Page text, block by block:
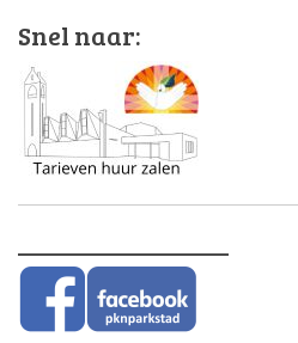
Snel naar: